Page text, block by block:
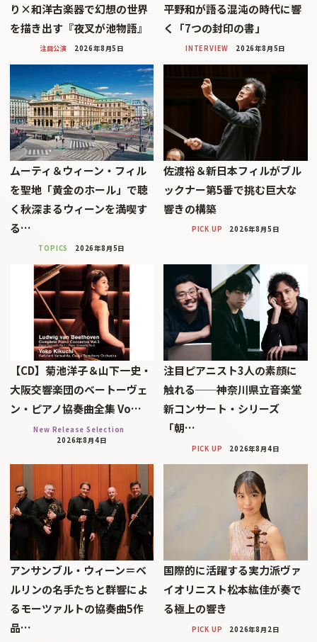
り×和洋古楽器で幻想の世界
を描き出す『夜叉が池物語』
注目公演 2026年8月5日
平野和が語る混沌の時代に響
く「7つの封印の書」
INTERVIEW 2026年8月5日
ムーティ＆ウィーン・フィル
を聖地「黄金のホール」で聴
く秋深まるウィーンを満喫す
る…
TOPICS 2026年8月5日
佐渡裕＆新日本フィルがブル
ックナー第5番で挑む巨大な
響きの構築
PICK UP 2026年8月5日
【CD】菊池洋子＆山下一史・
大阪交響楽団のベートーヴェ
ン・ピアノ協奏曲全集 Vo…
New Release Selection
2026年8月4日
注目ピアニスト3人の素顔に
触れる──神奈川県立音楽堂
新コンサート・シリーズ
「朝…
PICK UP 2026年8月4日
アンサンブル・ウィーン＝ベ
ルリンの名手たちと群響によ
るモーツァルトの協奏曲5作
品…
国際的に活躍する実力派ヴァ
イオリニスト松本紘佳が奏で
る極上の響き
PICK UP 2026年8月2日